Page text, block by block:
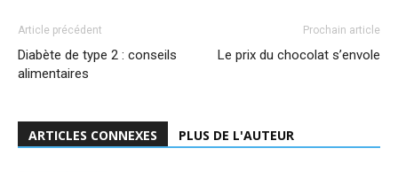
Article précédent
Diabète de type 2 : conseils
alimentaires
Prochain article
Le prix du chocolat s’envole
ARTICLES CONNEXES PLUS DE L'AUTEUR